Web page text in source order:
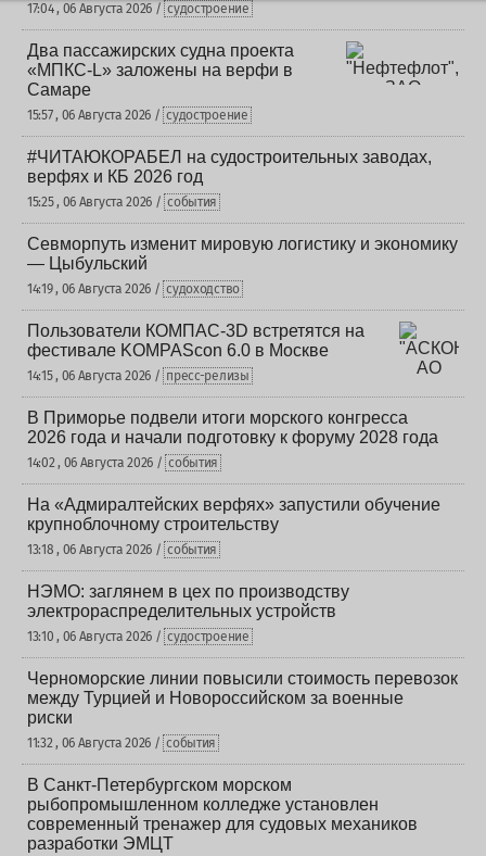
17:04 , 06 Августа 2026 / судостроение
Два пассажирских судна проекта
«МПКС-L» заложены на верфи в
Самаре
15:57 , 06 Августа 2026 / судостроение
#ЧИТАЮКОРАБЕЛ на судостроительных заводах,
верфях и КБ 2026 год
15:25 , 06 Августа 2026 / события
Севморпуть изменит мировую логистику и экономику
— Цыбульский
14:19 , 06 Августа 2026 / судоходство
Пользователи КОМПАС-3D встретятся на
фестивале KOMPAScon 6.0 в Москве
14:15 , 06 Августа 2026 / пресс-релизы
В Приморье подвели итоги морского конгресса
2026 года и начали подготовку к форуму 2028 года
14:02 , 06 Августа 2026 / события
На «Адмиралтейских верфях» запустили обучение
крупноблочному строительству
13:18 , 06 Августа 2026 / события
НЭМО: заглянем в цех по производству
электрораспределительных устройств
13:10 , 06 Августа 2026 / судостроение
Черноморские линии повысили стоимость перевозок
между Турцией и Новороссийском за военные
риски
11:32 , 06 Августа 2026 / события
В Санкт-Петербургском морском
рыбопромышленном колледже установлен
современный тренажер для судовых механиков
разработки ЭМЦТ